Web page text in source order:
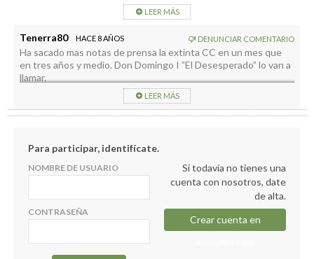
LEER MÁS
Tenerra80 HACE 8 AÑOS DENUNCIAR COMENTARIO
Ha sacado mas notas de prensa la extinta CC en un mes que
en tres años y medio. Don Domingo I ”El Desesperado” lo van a
llamar.
LEER MÁS
Para participar, identifícate.
NOMBRE DE USUARIO
CONTRASEÑA
Si todavía no tienes una
cuenta con nosotros, date
de alta.
Crear cuenta en